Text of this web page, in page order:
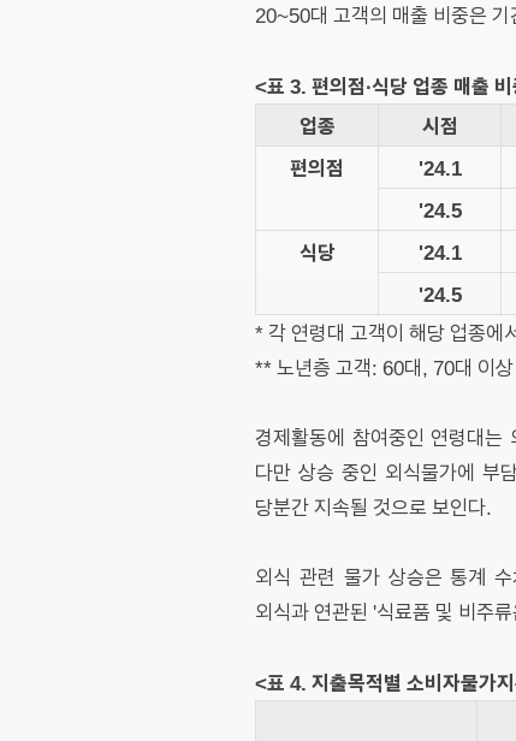
20~50대 고객의 매출 비중은
<표 3. 편의점∙식당 업종 매출
업종
시점
편의점
'24.1
'24.5
식당
'24.1
'24.5
* 각 연령대 고객이 해당 업종에
** 노년층 고객: 60대, 70대 이상
경제활동에 참여중인 연령대는
다만 상승 중인 외식물가에 부
당분간 지속될 것으로 보인다.
외식 관련 물가 상승은 통계
외식과 연관된 '식료품 및 비주
<표 4. 지출목적별 소비자물가